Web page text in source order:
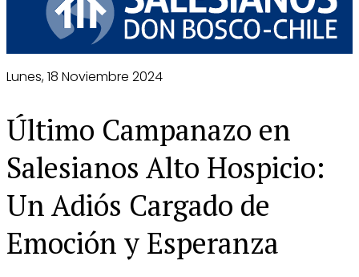
Lunes, 18 Noviembre 2024
Último Campanazo en
Salesianos Alto Hospicio:
Un Adiós Cargado de
Emoción y Esperanza